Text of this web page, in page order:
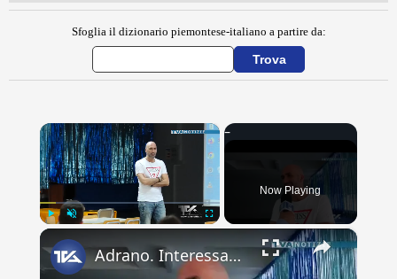
Sfoglia il dizionario piemontese-italiano a partire da:
×
Now Playing
×
Adrano. Interessante incontro al liceo “Verga” con il prof. Fabio Gamberini. Studenti del Linguistic